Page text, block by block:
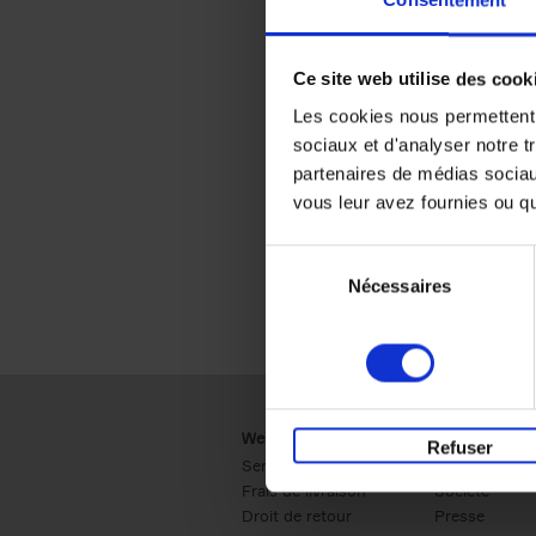
Ce site web utilise des
Les cookies nous
sociaux et d'analyser notre
partenaires de médias
vous leur avez fournies ou
Nécessaires
Refuser
Webshop
Service clients
Frais de livraison
Droit de retour
Business
Ventes
Société
Presse